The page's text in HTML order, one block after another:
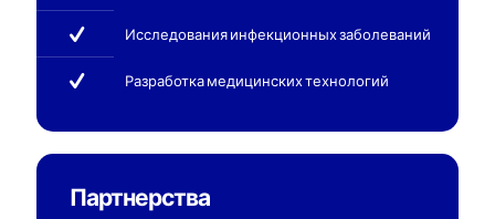
Исследования инфекционных заболеваний
Разработка медицинских технологий
Партнерства